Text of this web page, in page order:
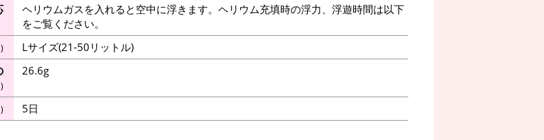
ヘリウムガスを入れると空中に浮きます。ヘリウム充填時の浮力、浮遊時間は以下
をご覧ください。
)
Lサイズ(21-50リットル)
)
26.6g
) 5日